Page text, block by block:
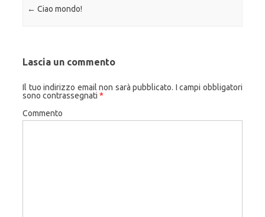
Navigazione articolo
← Ciao mondo!
Lascia un commento
Il tuo indirizzo email non sarà pubblicato. I campi obbligatori
sono contrassegnati *
Commento